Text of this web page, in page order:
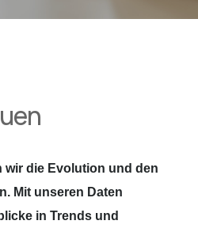
wir die Evolution und den
Mit unseren Daten
in Trends und